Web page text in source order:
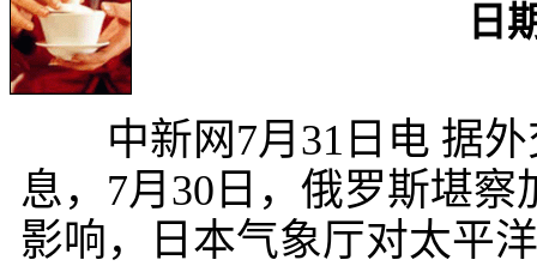
日
中新网7月31日电 据外
息，7月30日，俄罗斯堪
影响，日本气象厅对太平